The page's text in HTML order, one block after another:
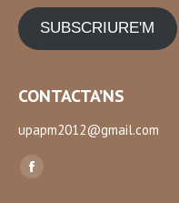
SUBSCRIURE'M
CONTACTA’NS
upapm2012@gmail.com
Find us on:
Facebook